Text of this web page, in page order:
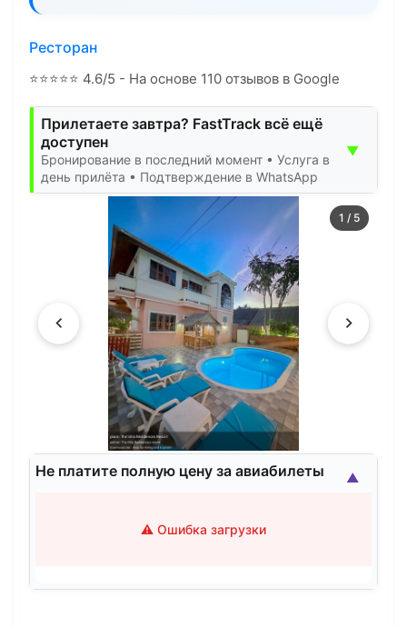
Ресторан
⭐⭐⭐⭐⭐ 4.6/5 - На основе 110 отзывов в Google
Прилетаете завтра? FastTrack всё ещё
доступен
Бронирование в последний момент • Услуга в
день прилёта • Подтверждение в WhatsApp
▼
1 / 5
Не платите полную цену за авиабилеты
⚠️ Ошибка загрузки
▲